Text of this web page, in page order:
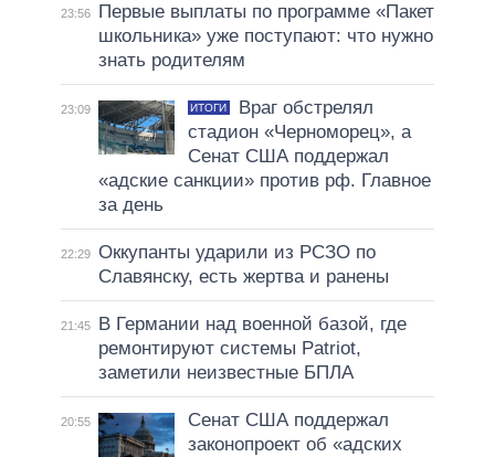
23:56
Первые выплаты по программе «Пакет
школьника» уже поступают: что нужно
знать родителям
23:09 ИТОГИ
Враг обстрелял
стадион «Черноморец», а
Сенат США поддержал
«адские санкции» против рф. Главное
за день
22:29 Оккупанты ударили из РСЗО по
Славянску, есть жертва и ранены
21:45
В Германии над военной базой, где
ремонтируют системы Patriot,
заметили неизвестные БПЛА
20:55
Сенат США поддержал
законопроект об «адских